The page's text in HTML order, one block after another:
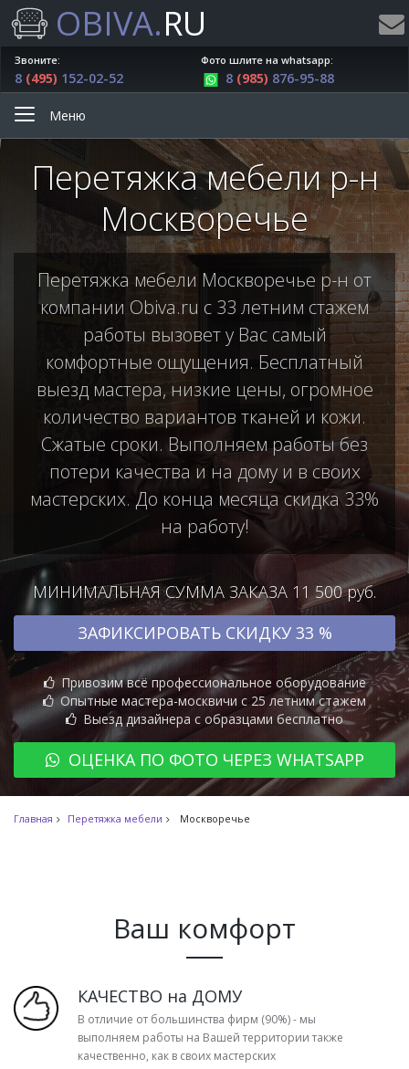
OBIVA.RU
Звоните:
8 (495) 152-02-52
Фото шлите на whatsapp:
8 (985) 876-95-88
Меню
Перетяжка мебели р-н
Москворечье
Перетяжка мебели Москворечье р-н от
компании Obiva.ru с 33 летним стажем
работы вызовет у Вас самый
комфортные ощущения. Бесплатный
выезд мастера, низкие цены, огромное
количество вариантов тканей и кожи.
Сжатые сроки. Выполняем работы без
потери качества и на дому и в своих
мастерских. До конца месяца скидка 33%
на работу!
МИНИМАЛЬНАЯ СУММА ЗАКАЗА 11 500 руб.
ЗАФИКСИРОВАТЬ СКИДКУ 33 %
Привозим всё профессиональное оборудование
Опытные мастера-москвичи с 25 летним стажем
Выезд дизайнера с образцами бесплатно
ОЦЕНКА ПО ФОТО ЧЕРЕЗ WHATSAPP
Главная Перетяжка мебели Москворечье
Ваш комфорт
КАЧЕСТВО на ДОМУ
В отличие от большинства фирм (90%) - мы
выполняем работы на Вашей территории также
качественно, как в своих мастерских